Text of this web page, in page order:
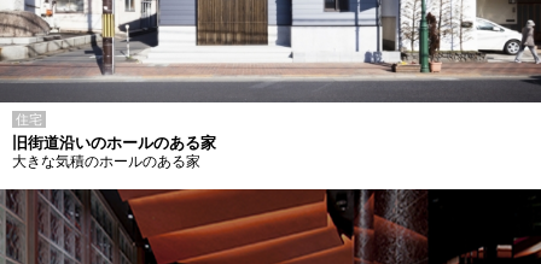
住宅
旧街道沿いのホールのある家
大きな気積のホールのある家